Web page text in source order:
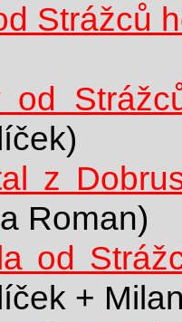
Strážců
od
z
Roman)
od
+